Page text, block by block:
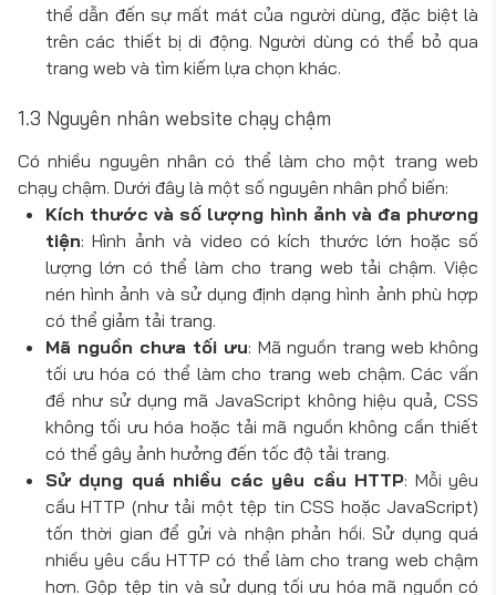
thể dẫn đến sự mất mát của người dùng, đặc biệt là
trên các thiết bị di động. Người dùng có thể bỏ qua
trang web và tìm kiếm lựa chọn khác.
1.3 Nguyên nhân website chạy chậm
Có nhiều nguyên nhân có thể làm cho một trang web
chạy chậm. Dưới đây là một số nguyên nhân phổ biến:
Kích thước và số lượng hình ảnh và đa phương
tiện: Hình ảnh và video có kích thước lớn hoặc số
lượng lớn có thể làm cho trang web tải chậm. Việc
nén hình ảnh và sử dụng định dạng hình ảnh phù hợp
có thể giảm tải trang.
Mã nguồn chưa tối ưu: Mã nguồn trang web không
tối ưu hóa có thể làm cho trang web chậm. Các vấn
đề như sử dụng mã JavaScript không hiệu quả, CSS
không tối ưu hóa hoặc tải mã nguồn không cần thiết
có thể gây ảnh hưởng đến tốc độ tải trang.
Sử dụng quá nhiều các yêu cầu HTTP: Mỗi yêu
cầu HTTP (như tải một tệp tin CSS hoặc JavaScript)
tốn thời gian để gửi và nhận phản hồi. Sử dụng quá
nhiều yêu cầu HTTP có thể làm cho trang web chậm
hơn. Gộp tệp tin và sử dụng tối ưu hóa mã nguồn có